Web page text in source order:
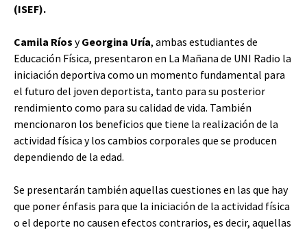
(ISEF).
Camila Ríos yGeorgina Uría, ambas estudiantes de
Educación Física, presentaron en La Mañana de UNI Radio la
iniciación deportiva como un momento fundamental para
el futuro del joven deportista, tanto para su posterior
rendimiento como para su calidad de vida. También
mencionaron los beneficios que tiene la realización de la
actividad física y los cambios corporales que se producen
dependiendo de la edad.
Se presentarán también aquellas cuestiones en las que hay
que poner énfasis para que la iniciación de la actividad física
o el deporte no causen efectos contrarios, es decir, aquellas